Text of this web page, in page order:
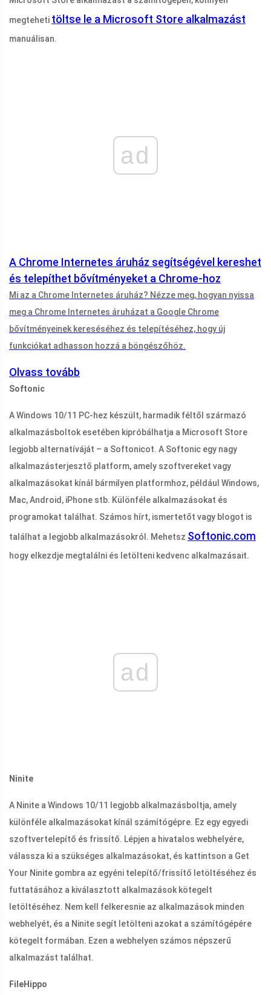
megteheti töltse le a Microsoft Store alkalmazást
manuálisan.
ad
A Chrome Internetes áruház segítségével kereshet
és telepíthet bővítményeket a Chrome-hoz
Mi az a Chrome Internetes áruház? Nézze meg, hogyan nyissa
meg a Chrome Internetes áruházat a Google Chrome
bővítményeinek kereséséhez és telepítéséhez, hogy új
funkciókat adhasson hozzá a böngészőhöz.
Olvass tovább
Softonic
A Windows 10/11 PC-hez készült, harmadik féltől származó
alkalmazásboltok esetében kipróbálhatja a Microsoft Store
legjobb alternatíváját – a Softonicot. A Softonic egy nagy
alkalmazásterjesztő platform, amely szoftvereket vagy
alkalmazásokat kínál bármilyen platformhoz, például Windows,
Mac, Android, iPhone stb. Különféle alkalmazásokat és
programokat találhat. Számos hírt, ismertetőt vagy blogot is
találhat a legjobb alkalmazásokról. Mehetsz Softonic.com
hogy elkezdje megtalálni és letölteni kedvenc alkalmazásait.
ad
Ninite
A Ninite a Windows 10/11 legjobb alkalmazásboltja, amely
különféle alkalmazásokat kínál számítógépre. Ez egy egyedi
szoftvertelepítő és frissítő. Lépjen a hivatalos webhelyére,
válassza ki a szükséges alkalmazásokat, és kattintson a Get
Your Ninite gombra az egyéni telepítő/frissítő letöltéséhez és
futtatásához a kiválasztott alkalmazások kötegelt
letöltéséhez. Nem kell felkeresnie az alkalmazások minden
webhelyét, és a Ninite segít letölteni azokat a számítógépére
kötegelt formában. Ezen a webhelyen számos népszerű
alkalmazást találhat.
FileHippo